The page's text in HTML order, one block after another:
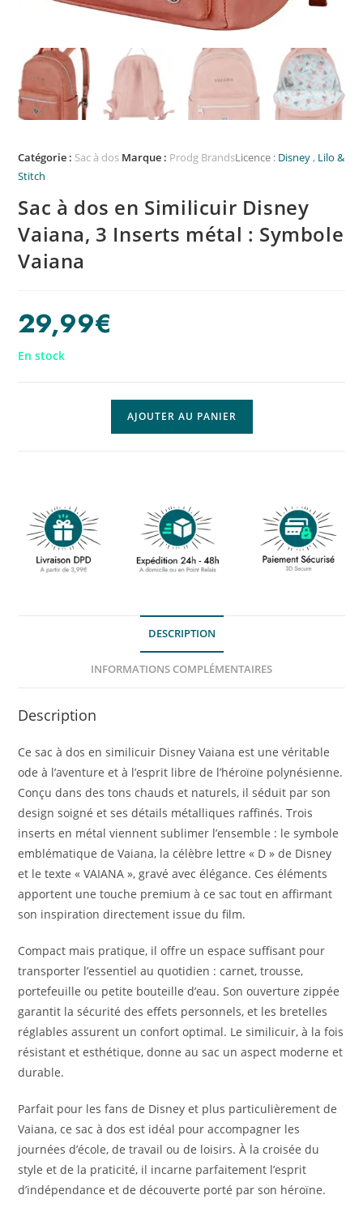
Catégorie : Sac à dos Marque : Prodg BrandsLicence : Disney, Lilo &
Stitch
Sac à dos en Similicuir Disney
Vaiana, 3 Inserts métal : Symbole
Vaiana
29,99€
En stock
AJOUTER AU PANIER
DESCRIPTION
INFORMATIONS COMPLÉMENTAIRES
Description
Ce sac à dos en similicuir Disney Vaiana est une véritable
ode à l’aventure et à l’esprit libre de l’héroïne polynésienne.
Conçu dans des tons chauds et naturels, il séduit par son
design soigné et ses détails métalliques raffinés. Trois
inserts en métal viennent sublimer l’ensemble : le symbole
emblématique de Vaiana, la célèbre lettre « D » de Disney
et le texte « VAIANA », gravé avec élégance. Ces éléments
apportent une touche premium à ce sac tout en affirmant
son inspiration directement issue du film.
Compact mais pratique, il offre un espace suffisant pour
transporter l’essentiel au quotidien : carnet, trousse,
portefeuille ou petite bouteille d’eau. Son ouverture zippée
garantit la sécurité des effets personnels, et les bretelles
réglables assurent un confort optimal. Le similicuir, à la fois
résistant et esthétique, donne au sac un aspect moderne et
durable.
Parfait pour les fans de Disney et plus particulièrement de
Vaiana, ce sac à dos est idéal pour accompagner les
journées d’école, de travail ou de loisirs. À la croisée du
style et de la praticité, il incarne parfaitement l’esprit
d’indépendance et de découverte porté par son héroïne.